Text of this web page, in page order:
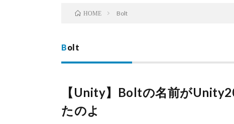
HOME Bolt
Bolt
【Unity】Boltの名前が
たのよ